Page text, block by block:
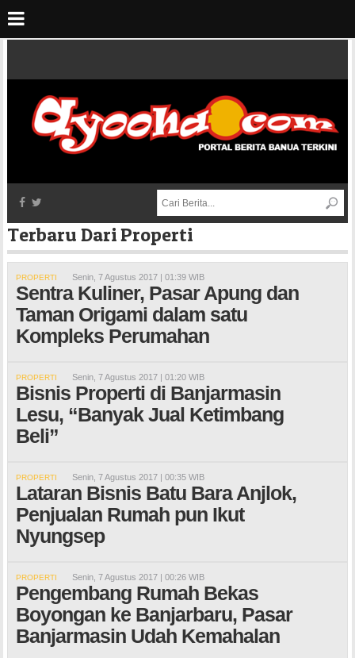
Terbaru Dari Properti
PROPERTI Senin, 7 Agustus 2017 | 01:39 WIB
Sentra Kuliner, Pasar Apung dan
Taman Origami dalam satu
Kompleks Perumahan
PROPERTI Senin, 7 Agustus 2017 | 01:20 WIB
Bisnis Properti di Banjarmasin
Lesu, “Banyak Jual Ketimbang
Beli”
PROPERTI Senin, 7 Agustus 2017 | 00:35 WIB
Lataran Bisnis Batu Bara Anjlok,
Penjualan Rumah pun Ikut
Nyungsep
PROPERTI Senin, 7 Agustus 2017 | 00:26 WIB
Pengembang Rumah Bekas
Boyongan ke Banjarbaru, Pasar
Banjarmasin Udah Kemahalan